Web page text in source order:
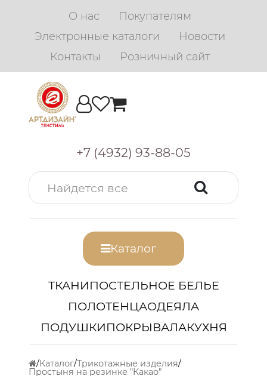
О нас
Покупателям
Электронные каталоги
Новости
Контакты
Розничный сайт
+7 (4932) 93-88-05
Каталог
ТКАНИПОСТЕЛЬНОЕ БЕЛЬЕ
ПОЛОТЕНЦАОДЕЯЛА
ПОДУШКИПОКРЫВАЛАКУХНЯ
Каталог Трикотажные изделия
Простыня на резинке "Какао"